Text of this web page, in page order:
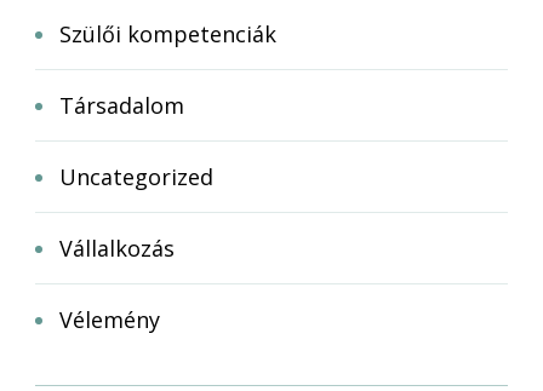
Szülői kompetenciák
Társadalom
Uncategorized
Vállalkozás
Vélemény